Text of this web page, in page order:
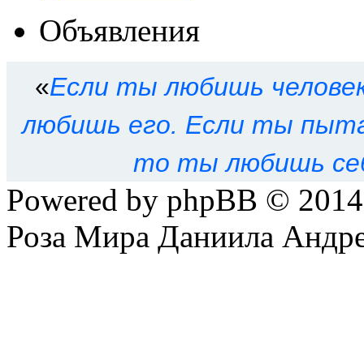
Объявления
«Eсли ты любишь
любишь его. Eсли ты
то ты любишь
Powered by phpBB ©
Роза Мира Даниила